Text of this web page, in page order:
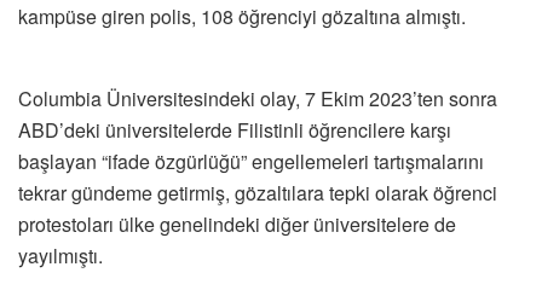
kampüse giren polis, 108 öğrenciyi gözaltına almıştı.
Columbia Üniversitesindeki olay, 7 Ekim 2023’ten sonra
ABD’deki üniversitelerde Filistinli öğrencilere karşı
başlayan “ifade özgürlüğü” engellemeleri tartışmalarını
tekrar gündeme getirmiş, gözaltılara tepki olarak öğrenci
protestoları ülke genelindeki diğer üniversitelere de
yayılmıştı.